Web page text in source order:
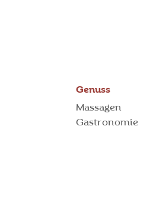
Genuss
Massagen
Gastronomie